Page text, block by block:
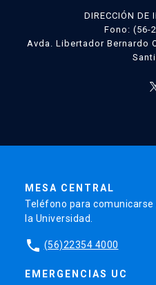
DIRECCIÓN DE
Fono: (56-
Avda. Libertador Bernardo
MESA CENTRAL
Teléfono para
la Universidad.
phone (56)22354 4000
EMERGENCIAS UC